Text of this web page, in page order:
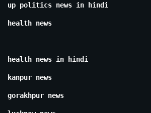
up politics news in hindi
health news
health news in hindi
kanpur news
gorakhpur news